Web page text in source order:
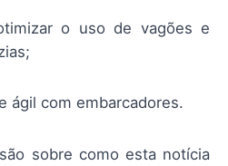
o uso de vagões e
ágil com embarcadores.
sobre como esta notícia